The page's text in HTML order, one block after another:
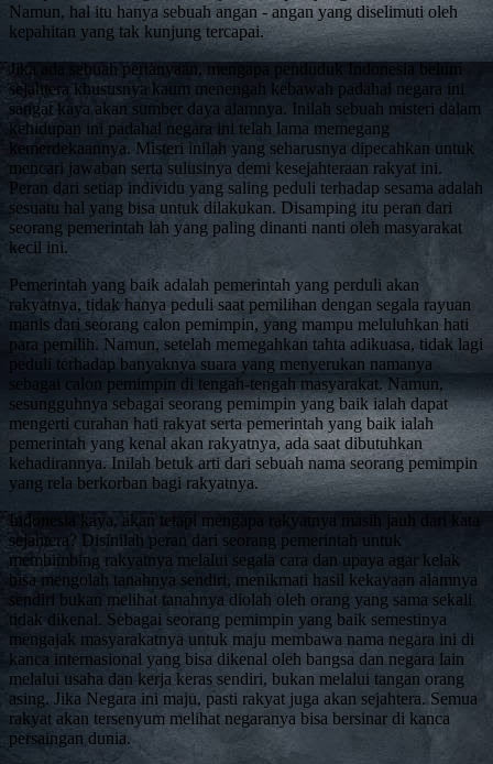
Namun, hal itu hanya sebuah angan - angan yang diselimuti oleh
kepahitan yang tak kunjung tercapai.
Jika ada sebuah pertanyaan, mengapa penduduk Indonesia belum
sejahtera khususnya kaum menengah kebawah padahal negara ini
sangat kaya akan sumber daya alamnya. Inilah sebuah misteri dalam
kehidupan ini padahal negara ini telah lama memegang
kemerdekaannya. Misteri inilah yang seharusnya dipecahkan untuk
mencari jawaban serta sulusinya demi kesejahteraan rakyat ini.
Peran dari setiap individu yang saling peduli terhadap sesama adalah
sesuatu hal yang bisa untuk dilakukan. Disamping itu peran dari
seorang pemerintah lah yang paling dinanti nanti oleh masyarakat
kecil ini.
Pemerintah yang baik adalah pemerintah yang perduli akan
rakyatnya, tidak hanya peduli saat pemilihan dengan segala rayuan
manis dari seorang calon pemimpin, yang mampu meluluhkan hati
para pemilih. Namun, setelah memegahkan tahta adikuasa, tidak lagi
peduli terhadap banyaknya suara yang menyerukan namanya
sebagai calon pemimpin di tengah-tengah masyarakat. Namun,
sesungguhnya sebagai seorang pemimpin yang baik ialah dapat
mengerti curahan hati rakyat serta pemerintah yang baik ialah
pemerintah yang kenal akan rakyatnya, ada saat dibutuhkan
kehadirannya. Inilah betuk arti dari sebuah nama seorang pemimpin
yang rela berkorban bagi rakyatnya.
Indonesia kaya, akan tetapi mengapa rakyatnya masih jauh dari kata
sejahtera? Disinilah peran dari seorang pemerintah untuk
membimbing rakyatnya melalui segala cara dan upaya agar kelak
bisa mengolah tanahnya sendiri, menikmati hasil kekayaan alamnya
sendiri bukan melihat tanahnya diolah oleh orang yang sama sekali
tidak dikenal. Sebagai seorang pemimpin yang baik semestinya
mengajak masyarakatnya untuk maju membawa nama negara ini di
kanca internasional yang bisa dikenal oleh bangsa dan negara lain
melalui usaha dan kerja keras sendiri, bukan melalui tangan orang
asing. Jika Negara ini maju, pasti rakyat juga akan sejahtera. Semua
rakyat akan tersenyum melihat negaranya bisa bersinar di kanca
persaingan dunia.